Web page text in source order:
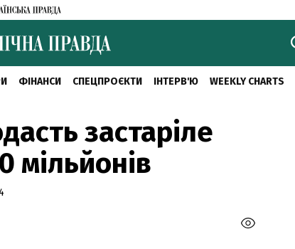
ФІНАНСИ СПЕЦПРОЄКТИ ІНТЕРВ'Ю WEEKLY CHARTS
застаріле
мільйонів